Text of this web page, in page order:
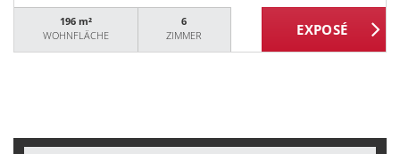
196 m²
WOHNFLÄCHE
6
ZIMMER